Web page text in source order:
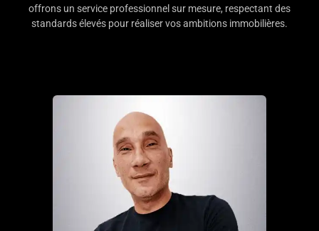
offrons un service professionnel sur mesure, respectant des
standards élevés pour réaliser vos ambitions immobilières.